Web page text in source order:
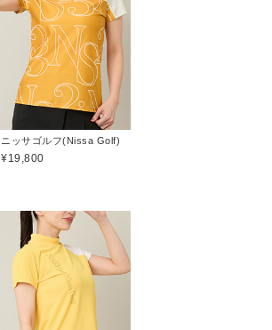
ニッサゴルフ(Nissa Golf)
¥19,800